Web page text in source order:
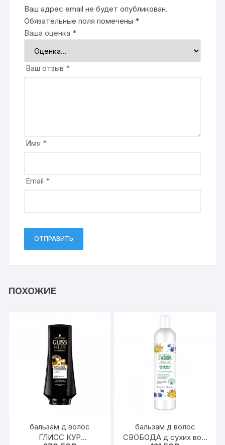
Ваш адрес email не будет опубликован.
Обязательные поля помечены *
Ваша оценка *
Ваш отзыв *
Имя *
Email *
ПОХОЖИЕ
бальзам д волос
ГЛИСС КУР
бальзам д волос
СВОБОДА д сухих вол.